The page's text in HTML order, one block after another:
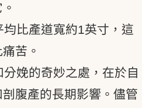
比產道寬約1英寸，這
苦。
娩的奇妙之處，在於自
腹產的長期影響。儘管